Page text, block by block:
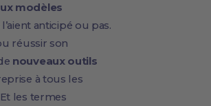
modèles
anticipé ou pas.
réussir son
nouveaux outils
à tous les
les termes